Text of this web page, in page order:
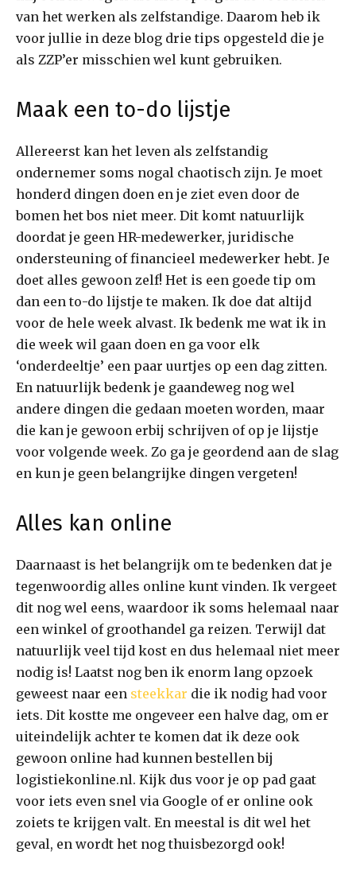
van het werken als zelfstandige. Daarom heb ik
voor jullie in deze blog drie tips opgesteld die je
als ZZP’er misschien wel kunt gebruiken.
Maak een to-do lijstje
Allereerst kan het leven als zelfstandig
ondernemer soms nogal chaotisch zijn. Je moet
honderd dingen doen en je ziet even door de
bomen het bos niet meer. Dit komt natuurlijk
doordat je geen HR-medewerker, juridische
ondersteuning of financieel medewerker hebt. Je
doet alles gewoon zelf! Het is een goede tip om
dan een to-do lijstje te maken. Ik doe dat altijd
voor de hele week alvast. Ik bedenk me wat ik in
die week wil gaan doen en ga voor elk
‘onderdeeltje’ een paar uurtjes op een dag zitten.
En natuurlijk bedenk je gaandeweg nog wel
andere dingen die gedaan moeten worden, maar
die kan je gewoon erbij schrijven of op je lijstje
voor volgende week. Zo ga je geordend aan de slag
en kun je geen belangrijke dingen vergeten!
Alles kan online
Daarnaast is het belangrijk om te bedenken dat je
tegenwoordig alles online kunt vinden. Ik vergeet
dit nog wel eens, waardoor ik soms helemaal naar
een winkel of groothandel ga reizen. Terwijl dat
natuurlijk veel tijd kost en dus helemaal niet meer
nodig is! Laatst nog ben ik enorm lang opzoek
geweest naar een steekkar die ik nodig had voor
iets. Dit kostte me ongeveer een halve dag, om er
uiteindelijk achter te komen dat ik deze ook
gewoon online had kunnen bestellen bij
logistiekonline.nl. Kijk dus voor je op pad gaat
voor iets even snel via Google of er online ook
zoiets te krijgen valt. En meestal is dit wel het
geval, en wordt het nog thuisbezorgd ook!